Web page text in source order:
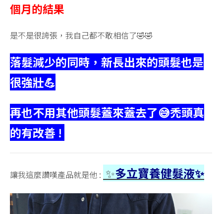
個月的結果
是不是很誇張，我自己都不敢相信了🤣🤣
落髮減少的同時，新長出來的頭髮也是
很強壯💪
再也不用其他頭髮蓋來蓋去了😅禿頭真
的有改善 !
讓我這麼讚嘆產品就是他 : ✨多立寶養健髮液✨